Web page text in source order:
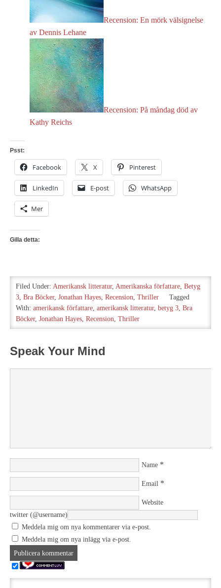
Recension: En mörk välsignelse
av Dennis Lehane
Recension: På måndag död av
Kathy Reichs
Psst:
Facebook X Pinterest
LinkedIn E-post WhatsApp
Mer
Gilla detta:
Filed Under: Amerikansk litteratur, Amerikanska författare, Betyg
3, Bra Böcker, Jonathan Hayes, Recension, Thriller
Tagged
With: amerikansk författare, amerikansk litteratur, betyg 3, Bra
Böcker, Jonathan Hayes, Recension, Thriller
Speak Your Mind
Name *
Email *
Website
twitter (@username)
Meddela mig om nya kommentarer via e-post.
Meddela mig om nya inlägg via e-post.